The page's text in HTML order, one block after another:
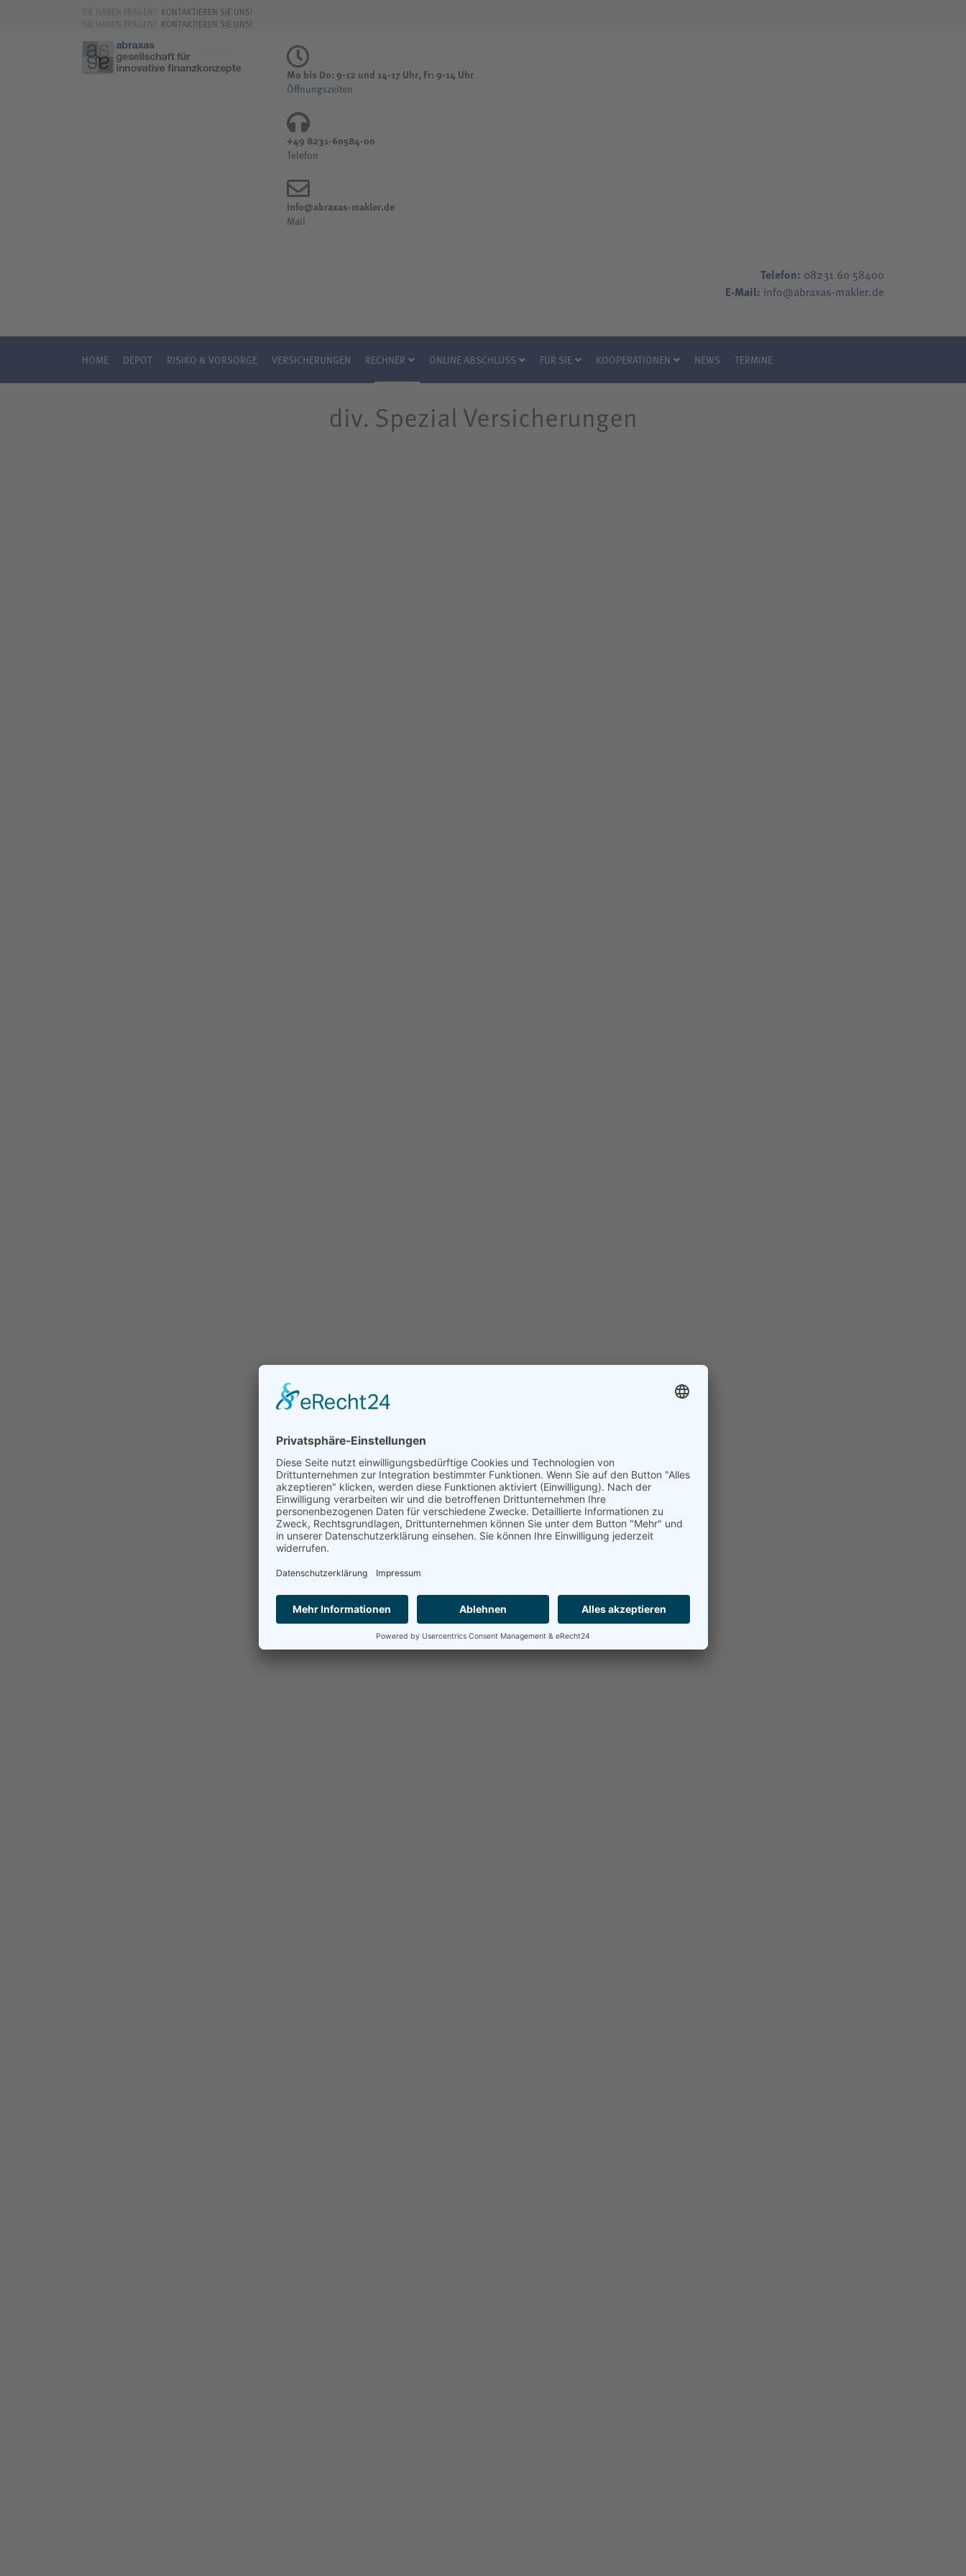
SIE HABEN FRAGEN? KONTAKTIEREN SIE UNS!
SIE HABEN FRAGEN? KONTAKTIEREN SIE UNS!
Mo bis Do: 9-12 und 14-17 Uhr, Fr: 9-14 Uhr
Öffnungszeiten
+49 8231-60584-00
Telefon
info@abraxas-makler.de
Mail
Telefon: 08231 60 58400
E-Mail: info@abraxas-makler.de
HOME DEPOT RISIKO & VORSORGE VERSICHERUNGEN RECHNER ONLINE ABSCHLUSS FÜR SIE KOOPERATIONEN NEWS TERMINE
div. Spezial Versicherungen